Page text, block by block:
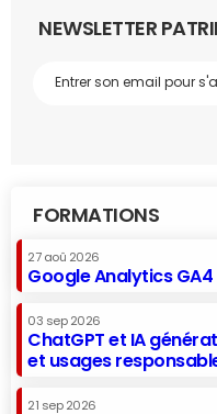
NEWSLETTER
FORMATIONS
27 aoû 2026
Google Analytics GA4
03 sep 2026
ChatGPT et IA
et usages
21 sep 2026